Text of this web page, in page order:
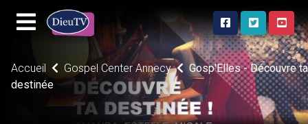
Accueil Gospel Center Annecy
Gosp'Elles - Découvre ta
destinée